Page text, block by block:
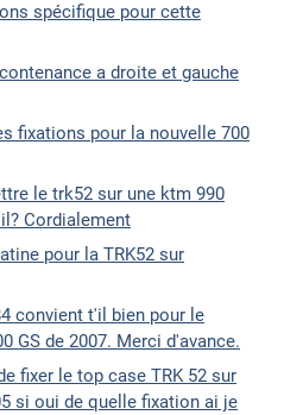
spécifique pour cette
a droite et gauche
fixations pour la nouvelle 700
le trk52 sur une ktm 990
Cordialement
pour la TRK52 sur
convient t'il bien pour le
GS de 2007. Merci d'avance.
fixer le top case TRK 52 sur
si oui de quelle fixation ai je